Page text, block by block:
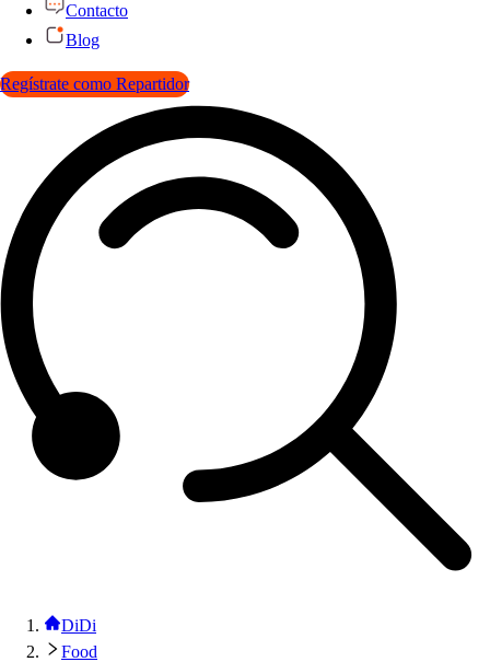
Contacto
Blog
Regístrate como Repartidor
DiDi
Food